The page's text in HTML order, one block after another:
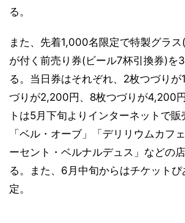
る。
また、先着1,000名限定で特製グラ
が付く前売り券(ビール7杯引換券)を
る。当日券はそれぞれ、2枚つづり
づりが2,200円、8枚つづりが4,200
トは5月下旬よりインターネットで販
「ベル・オーブ」「デリリウムカフ
ーセント・ベルナルデュス」などの
る。また、6月中旬からはチケット
定。